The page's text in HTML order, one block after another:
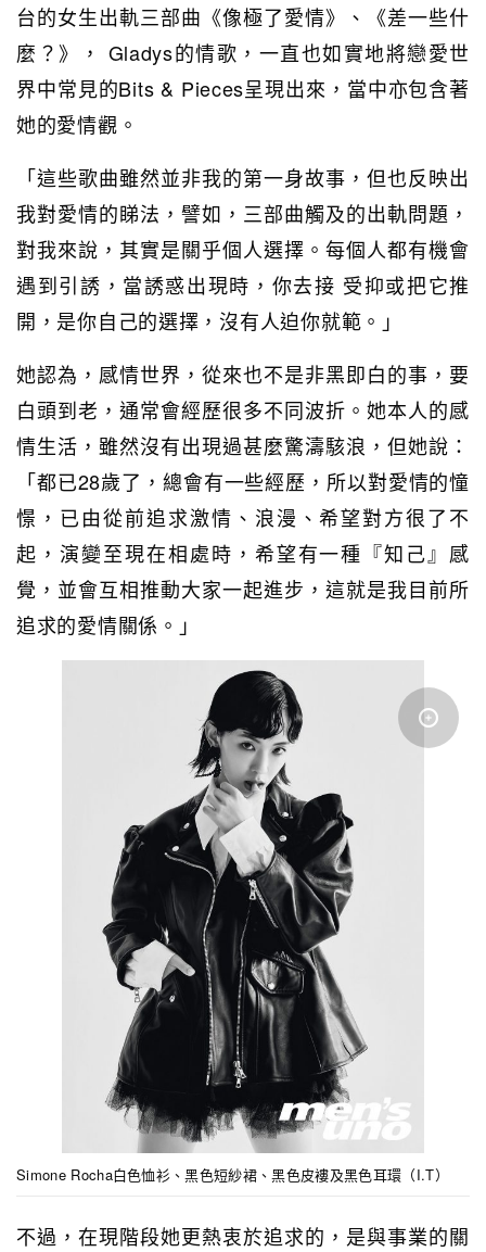
台的女生出軌三部曲《像極了愛情》、《差一些什
麼？》， Gladys的情歌，一直也如實地將戀愛世
界中常見的Bits & Pieces呈現出來，當中亦包含著
她的愛情觀。
「這些歌曲雖然並非我的第一身故事，但也反映出
我對愛情的睇法，譬如，三部曲觸及的出軌問題，
對我來說，其實是關乎個人選擇。每個人都有機會
遇到引誘，當誘惑出現時，你去接 受抑或把它推
開，是你自己的選擇，沒有人迫你就範。」
她認為，感情世界，從來也不是非黑即白的事，要
白頭到老，通常會經歷很多不同波折。她本人的感
情生活，雖然沒有出現過甚麼驚濤駭浪，但她說：
「都已28歲了，總會有一些經歷，所以對愛情的憧
憬，已由從前追求激情、浪漫、希望對方很了不
起，演變至現在相處時，希望有一種『知己』感
覺，並會互相推動大家一起進步，這就是我目前所
追求的愛情關係。」
Simone Rocha白色恤衫、黑色短紗裙、黑色皮褸及黑色耳環（I.T）
不過，在現階段她更熱衷於追求的，是與事業的關